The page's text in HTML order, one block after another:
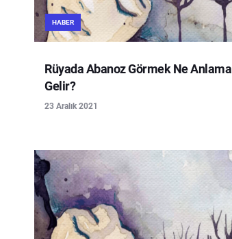
HABER
Rüyada Abanoz Görmek Ne Anlama
Gelir?
23 Aralık 2021